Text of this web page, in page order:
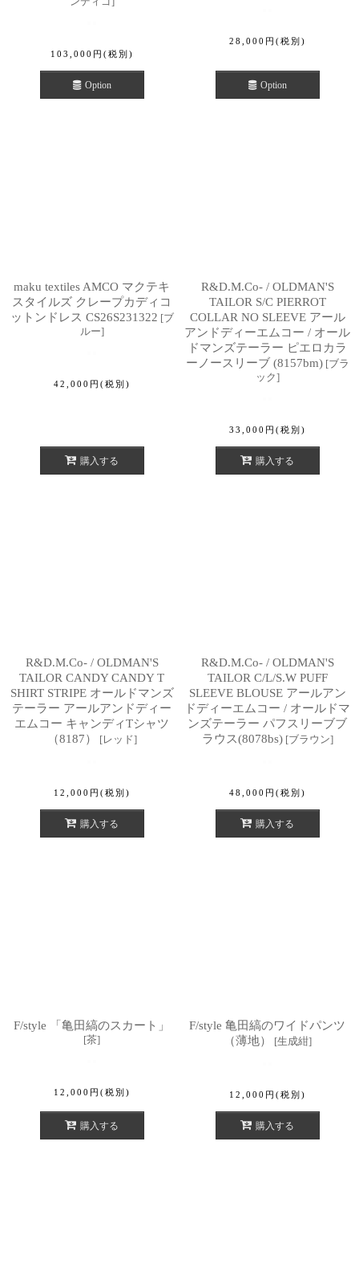
103,000 円 (税別)
Option
28,000 円 (税別)
Option
maku textiles AMCO マクテキ
スタイルズ クレープカディコ
ットンドレス CS26S231322 [ブ
ルー]
42,000 円 (税別)
購入する
R&D.M.Co- / OLDMAN'S
TAILOR S/C PIERROT
COLLAR NO SLEEVE アール
アンドディーエムコー / オール
ドマンズテーラー ピエロカラ
ーノースリーブ (8157bm) [ブラ
ック]
33,000 円 (税別)
購入する
R&D.M.Co- / OLDMAN'S
TAILOR CANDY CANDY T
SHIRT STRIPE オールドマンズ
テーラー アールアンドディー
エムコー キャンディTシャツ
（8187）
[レッド]
12,000 円 (税別)
購入する
R&D.M.Co- / OLDMAN'S
TAILOR C/L/S.W PUFF
SLEEVE BLOUSE アールアン
ドディーエムコー / オールドマ
ンズテーラー パフスリーブブ
ラウス(8078bs) [ブラウン]
48,000 円 (税別)
購入する
F/style 「亀田縞のスカート」
[茶]
12,000 円 (税別)
購入する
F/style 亀田縞のワイドパンツ
（薄地）
[生成紺]
12,000 円 (税別)
購入する